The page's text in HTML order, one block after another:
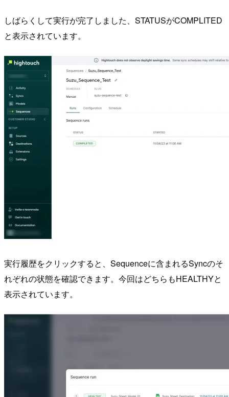
しばらくして実行が完了しました、STATUSがCOMPLITED
と表示されています。
実行履歴をクリックすると、Sequenceに含まれるSyncのそ
れぞれの状態を確認できます。今回はどちらもHEALTHYと
表示されています。